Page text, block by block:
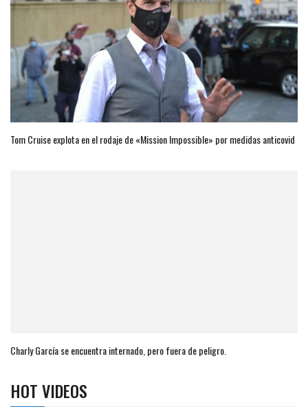
Tom Cruise explota en el rodaje de «Mission Impossible» por medidas anticovid
Charly García se encuentra internado, pero fuera de peligro.
HOT VIDEOS